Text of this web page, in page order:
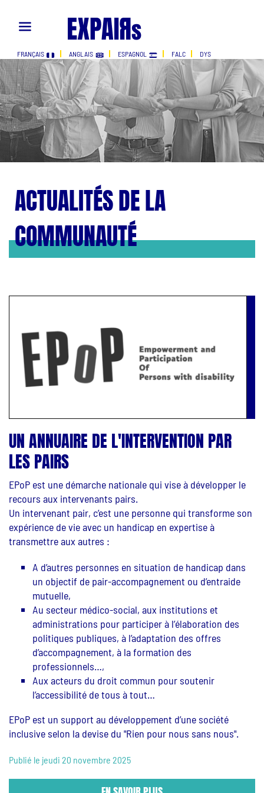
FRANÇAIS ANGLAIS ESPAGNOL FALC DYS
ACTUALITÉS DE LA
COMMUNAUTÉ
UN ANNUAIRE DE L'INTERVENTION PAR
LES PAIRS
EPoP est une démarche nationale qui vise à développer le
recours aux intervenants pairs.
Un intervenant pair, c’est une personne qui transforme son
expérience de vie avec un handicap en expertise à
transmettre aux autres :
A d’autres personnes en situation de handicap dans
un objectif de pair-accompagnement ou d’entraide
mutuelle,
Au secteur médico-social, aux institutions et
administrations pour participer à l’élaboration des
politiques publiques, à l’adaptation des offres
d’accompagnement, à la formation des
professionnels…,
Aux acteurs du droit commun pour soutenir
l’accessibilité de tous à tout…
EPoP est un support au développement d’une société
inclusive selon la devise du "Rien pour nous sans nous".
Publié le jeudi 20 novembre 2025